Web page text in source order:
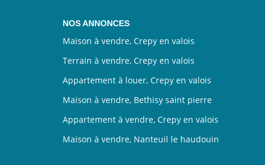
NOS ANNONCES
Maison à vendre, Crepy en valois
Terrain à vendre, Crepy en valois
Appartement à louer, Crepy en valois
Maison à vendre, Bethisy saint pierre
Appartement à vendre, Crepy en valois
Maison à vendre, Nanteuil le haudouin